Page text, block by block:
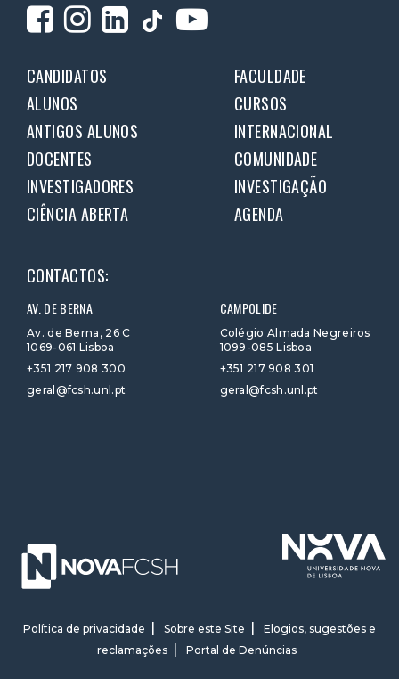
CANDIDATOS
FACULDADE
ALUNOS
CURSOS
ANTIGOS ALUNOS
INTERNACIONAL
DOCENTES
COMUNIDADE
INVESTIGADORES
INVESTIGAÇÃO
CIÊNCIA ABERTA
AGENDA
CONTACTOS:
AV. DE BERNA
Av. de Berna, 26 C
1069-061 Lisboa
+351 217 908 300
geral@fcsh.unl.pt
CAMPOLIDE
Colégio Almada Negreiros
1099-085 Lisboa
+351 217 908 301
geral@fcsh.unl.pt
Política de privacidade Sobre este Site
Elogios, sugestões e
reclamações
Portal de Denúncias